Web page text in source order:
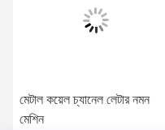
মেটাল কয়েল চ্যানেল লেটার নমন
মেশিন